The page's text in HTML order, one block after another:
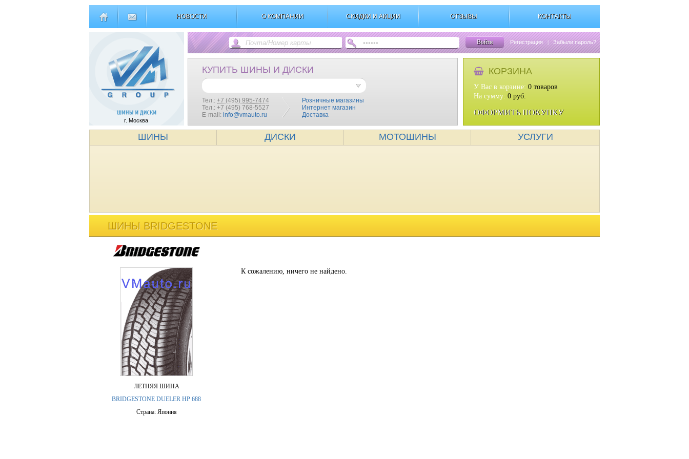
НОВОСТИ О КОМПАНИИ СКИДКИ И АКЦИИ ОТЗЫВЫ КОНТАКТЫ
г. Москва
Войти Регистрация | Забыли пароль?
КУПИТЬ ШИНЫ И ДИСКИ
Тел.: +7 (495) 995-7474
Тел.: +7 (495) 768-5527
E-mail: info@vmauto.ru
Розничные магазины
Интернет магазин
Доставка
КОРЗИНА
У Вас в корзине: 0 товаров
На сумму: 0 руб.
ОФОРМИТЬ ПОКУПКУ
ШИНЫ ДИСКИ МОТОШИНЫ УСЛУГИ
ШИНЫ BRIDGESTONE
ЛЕТНЯЯ ШИНА
BRIDGESTONE DUELER HP 688
Страна: Япония
К сожалению, ничего не найдено.